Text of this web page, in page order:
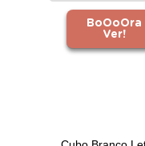
BoOoOra
Ver!